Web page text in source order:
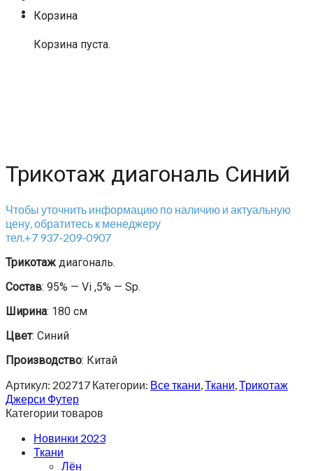
Корзина
Корзина пуста.
Трикотаж диагональ Синий
Чтобы уточнить информацию по наличию и актуальную
цену, обратитесь к менеджеру
тел.+7 937-209-0907
Трикотаж диагональ.
Состав: 95% — Vi ,5% — Sp.
Ширина: 180 см
Цвет: Синий
Производство: Китай
Артикул: 202717 Категории: Все ткани,Ткани,Трикотаж
Джерси Футер
Категории товаров
Новинки 2023
Ткани
Лён